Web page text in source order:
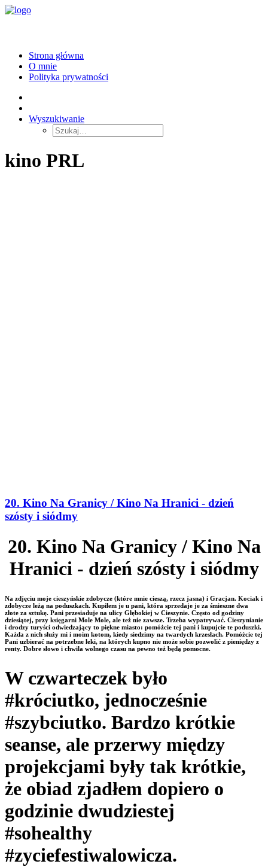
Strona główna
O mnie
Polityka prywatności
Wyszukiwanie
kino PRL
20. Kino Na Granicy / Kino Na Hranici - dzień
szósty i siódmy
20. Kino Na Granicy / Kino Na
Hranici - dzień szósty i siódmy
Na zdjęciu moje cieszyńskie zdobycze (które mnie cieszą, rzecz jasna) i Gracjan. Kociak i
zdobycze leżą na poduszkach. Kupiłem je u pani, która sprzedaje je za śmieszne dwa
złote za sztukę. Pani przesiaduje na ulicy Głębokiej w Cieszynie. Często od godziny
dziesiątej, przy księgarni Mole Mole, ale też nie zawsze. Trzeba wypatrywać. Cieszynianie
i drodzy turyści odwiedzający to piękne miasto: pomóżcie tej pani i kupujcie te poduszki.
Każda z nich służy mi i moim kotom, kiedy siedzimy na twardych krzesłach. Pomóżcie tej
Pani uzbierać na potrzebne leki, na których kupno nie może sobie pozwolić z pieniędzy z
renty. Dobre słowo i chwila wolnego czasu na pewno też będą pomocne.
W czwarteczek było
#króciutko, jednocześnie
#szybciutko. Bardzo krótkie
seanse, ale przerwy między
projekcjami były tak krótkie,
że obiad zjadłem dopiero o
godzinie dwudziestej
#sohealthy
#zyciefestiwalowicza.